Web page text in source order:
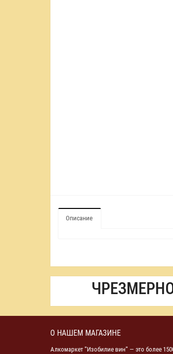
Описание
О НАШЕМ МАГАЗИНЕ
Алкомаркет "Изобилие вин" — это более